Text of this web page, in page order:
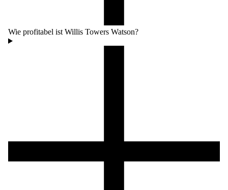
Wie profitabel ist Willis Towers Watson?